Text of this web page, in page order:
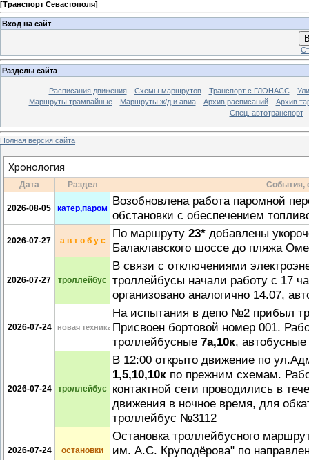
[Транспорт Севастополя]
Вход на сайт
Разделы сайта
Расписания движения Схемы маршрутов Транспорт с ГЛОНАСС
Маршруты трамвайные
Маршруты ж/д и авиа Архив расписаний
Архив
Спец. автотранспорт
Полная версия сайта